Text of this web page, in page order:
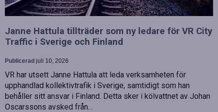
Janne Hattula tillträder som ny ledare för VR City
Traffic i Sverige och Finland
Publicerad juli 10, 2026
VR har utsett Janne Hattula att leda verksamheten för
upphandlad kollektivtrafik i Sverige, samtidigt som han
behåller sitt ansvar i Finland. Detta sker i kölvattnet av Johan
Oscarssons avsked från…